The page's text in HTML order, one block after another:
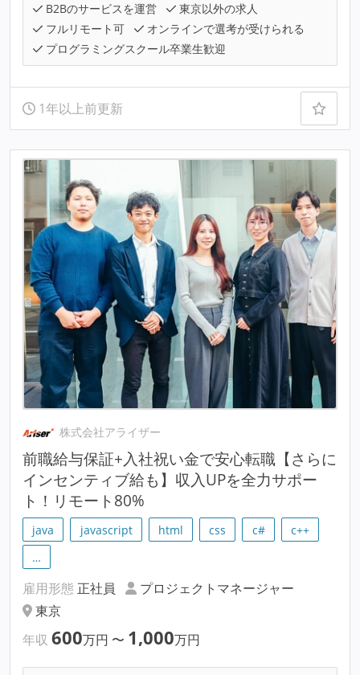
B2Bのサービスを運営
東京以外の求人
フルリモート可
オンラインで選考が受けられる
プログラミングスクール卒業生歓迎
1年以上前更新
株式会社アライザー
前職給与保証+入社祝い金で安心転職【さらに
インセンティブ給も】収入UPを全力サポー
ト！リモート80%
java javascript html css c#
c++
…
雇用形態 正社員
プロジェクトマネージャー
東京
年収 600万円 〜 1,000万円